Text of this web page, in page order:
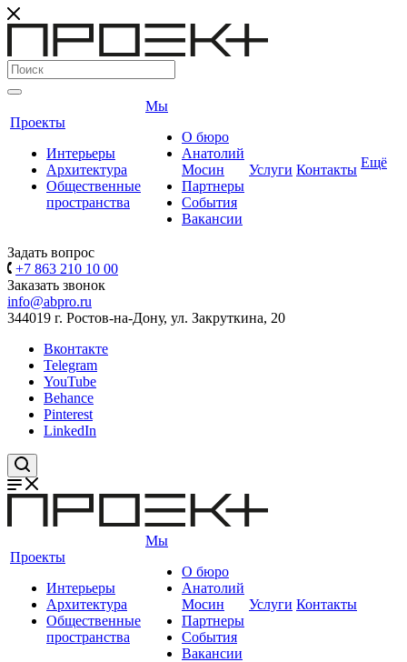
Проекты
Интерьеры
Архитектура
Общественные
пространства
Мы
О бюро
Анатолий
Мосин
Партнеры
События
Вакансии
Услуги Контакты Ещё
Задать вопрос
+7 863 210 10 00
Заказать звонок
info@abpro.ru
344019 г. Ростов-на-Дону, ул. Закруткина, 20
Вконтакте
Telegram
YouTube
Behance
Pinterest
LinkedIn
Проекты
Интерьеры
Архитектура
Общественные
пространства
Мы
О бюро
Анатолий
Мосин
Партнеры
События
Вакансии
Услуги Контакты